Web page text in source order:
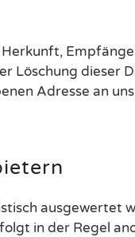
Löschung dieser
Adresse an
ausgewertet
in der Regel